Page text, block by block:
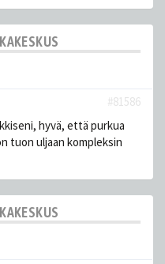
#81586
hyvä, että purkua
tuon uljaan kompleksin